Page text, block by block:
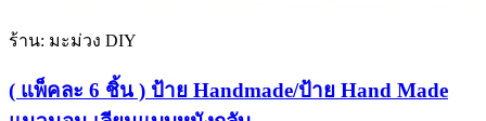
ร้าน: มะม่วง DIY
( แพ็คละ 6 ชิ้น ) ป้าย Handmade/ป้าย Hand Made